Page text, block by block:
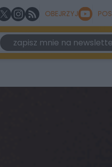
OBEJRZYJ
zapisz mnie na